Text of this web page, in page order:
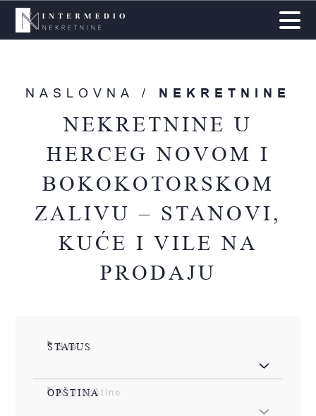
NASLOVNA / NEKRETNINE
NEKRETNINE U
HERCEG NOVOM I
BOKOKOTORSKOM
ZALIVU – STANOVI,
KUĆE I VILE NA
PRODAJU
STATUS
Sve
OPŠTINA
Sve opštine